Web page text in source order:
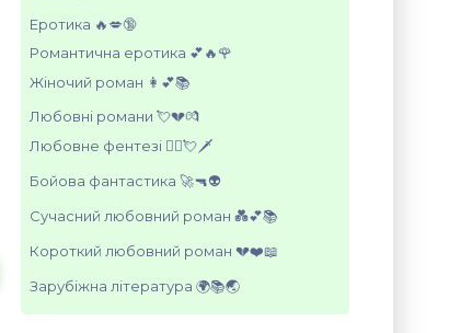
Еротика 🔥💋🔞
Романтична еротика 💕🔥🌹
Жіночий роман 👩💕📚
Любовні романи 💘💔💏
Любовне фентезі 🧝‍♀️💘🗡️
Бойова фантастика 🚀🔫👽
Сучасний любовний роман 💑💕📚
Короткий любовний роман 💔❤️📖
Зарубіжна література 🌍📚🌏